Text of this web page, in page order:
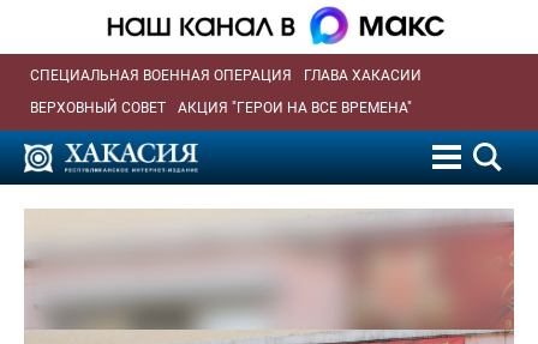
СПЕЦИАЛЬНАЯ ВОЕННАЯ ОПЕРАЦИЯ
ГЛАВА ХАКАСИИ
ВЕРХОВНЫЙ СОВЕТ
АКЦИЯ "ГЕРОИ НА ВСЕ ВРЕМЕНА"